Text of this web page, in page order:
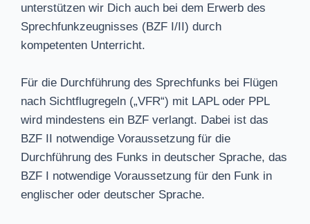
unterstützen wir Dich auch bei dem Erwerb des
Sprechfunkzeugnisses (BZF I/II) durch
kompetenten Unterricht.
Für die Durchführung des Sprechfunks bei Flügen
nach Sichtflugregeln („VFR“) mit LAPL oder PPL
wird mindestens ein BZF verlangt. Dabei ist das
BZF II notwendige Voraussetzung für die
Durchführung des Funks in deutscher Sprache, das
BZF I notwendige Voraussetzung für den Funk in
englischer oder deutscher Sprache.